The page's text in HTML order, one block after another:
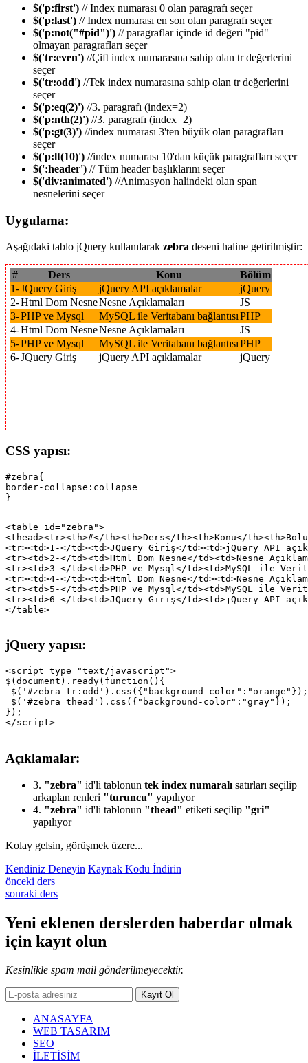
$('p:first') // Index numarası 0 olan paragrafı seçer
$('p:last') // Index numarası en son olan paragrafı seçer
$('p:not("#pid")') // paragraflar içinde id değeri "pid"
olmayan paragrafları seçer
$('tr:even') //Çift index numarasına sahip olan tr değerlerini
seçer
$('tr:odd') //Tek index numarasına sahip olan tr değerlerini
seçer
$('p:eq(2)') //3. paragrafı (index=2)
$('p:nth(2)') //3. paragrafı (index=2)
$('p:gt(3)') //index numarası 3'ten büyük olan paragrafları
seçer
$('p:lt(10)') //index numarası 10'dan küçük paragrafları seçer
$(':header') // Tüm header başlıklarını seçer
$('div:animated') //Animasyon halindeki olan span
nesnelerini seçer
Uygulama:
Aşağıdaki tablo jQuery kullanılarak zebra deseni haline getirilmiştir:
# Ders Konu
Bölüm
1-JQuery Giriş jQuery API açıklamalar
jQuery
2-Html Dom NesneNesne Açıklamaları
JS
3-PHP ve Mysql MySQL ile Veritabanı bağlantısıPHP
4-Html Dom NesneNesne Açıklamaları
JS
5-PHP ve Mysql MySQL ile Veritabanı bağlantısıPHP
6-JQuery Giriş jQuery API açıklamalar jQuery
CSS yapısı:
#zebra{
border-collapse:collapse
<table id="zebra">
<thead><tr><th>#</th><th>Ders</th><th>Konu</
<tr><td>1-</td><td>JQuery Giriş</td><td>jQuery API
<tr><td>2-</td><td>Html Dom Nesne</td><td>Nesne
<tr><td>3-</td><td>PHP ve Mysql</td><td>MySQL ile
<tr><td>4-</td><td>Html Dom Nesne</td><td>Nesne
<tr><td>5-</td><td>PHP ve Mysql</td><td>MySQL ile
<tr><td>6-</td><td>JQuery Giriş</td><td>jQuery API
jQuery yapısı:
<script type="text/javascript">
$(document).ready(function(){
$('#zebra tr:odd').css({"background-color":"orange"});
$('#zebra thead').css({"background-color":"gray"});
});
Açıklamalar:
3. "zebra" id'li tablonun tek index numaralı satırları seçilip
arkaplan renleri "turuncu" yapılıyor
4. "zebra" id'li tablonun "thead" etiketi seçilip "gri"
yapılıyor
Kolay gelsin, görüşmek üzere...
Kendiniz Deneyin Kaynak Kodu İndirin
önceki ders
sonraki ders
Yeni eklenen derslerden haberdar olmak
için kayıt olun
Kesinlikle spam mail gönderilmeyecektir.
Kayıt Ol
ANASAYFA
WEB TASARIM
SEO
İLETİSİM